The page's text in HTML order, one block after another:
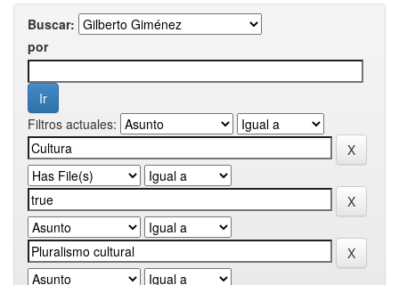
Buscar:
por
Filtros actuales: